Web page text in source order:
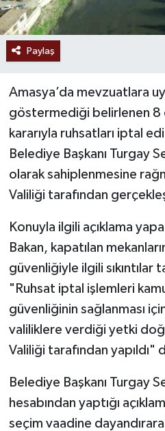
Paylaş
Amasya’da mevzuatlara
göstermediği belirlenen 8
kararıyla ruhsatları iptal
Belediye Başkanı Turgay
olarak sahiplenmesine
Valiliği tarafından
Konuyla ilgili açıklama
Bakan, kapatılan
güvenliğiyle ilgili sıkıntılar
"Ruhsat iptal işlemleri
güvenliğinin sağlanması
valiliklere verdiği yetki
Valiliği tarafından yapıldı"
Belediye Başkanı Turgay
hesabından yaptığı
seçim vaadine